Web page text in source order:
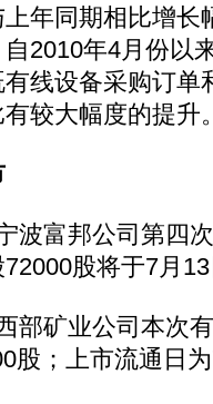
年同期相比增
2010年4月份以
线设备采购订
较大幅度的提升。
富邦公司第四次
股将于7月
矿业公司本次有
股；上市流通日为